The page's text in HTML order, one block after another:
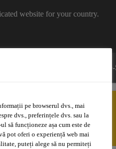
website for your country.
B2B
pe browserul dvs., mai
dvs., preferințele dvs. sau la
să funcționeze așa cum este de
pot oferi o experiență web mai
puteți alege să nu permiteți